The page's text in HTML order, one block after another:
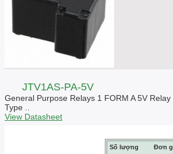
JTV1AS-PA-5V
General Purpose Relays 1 FORM A 5V Relay
Type ..
View Datasheet
Số lượng
Đơn